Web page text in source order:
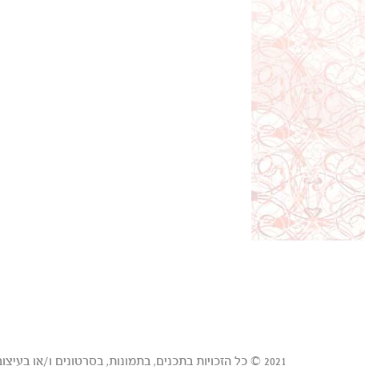
2021 © כל הזכויות בתכנים, בתמונות, בסרטונים ו/או בעיצובים באתר זה הן של טבורית - המאגר המרכזי לדם טבורי בע"מ ("טבורית") ו/או של צדדים שלישיים שנתנו לטבורית רישיון לכל אלה